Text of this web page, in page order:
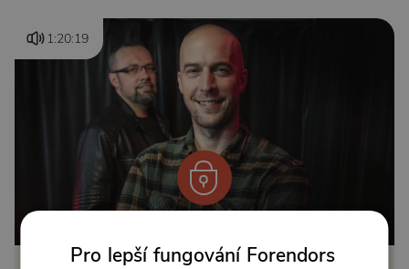
1:20:19
Pro lepší fungování Forendors